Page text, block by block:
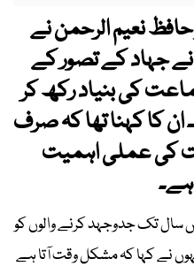
نعیم الرحمن نے
نے جہاد کے تصور کے
کی بنیاد رکھ کر
ان کا کہنا تھا کہ صرف
کی عملی اہمیت
ہے۔
سال تک جدوجہد کرنے والوں کو
نے کہا کہ مشکل وقت آتا ہے